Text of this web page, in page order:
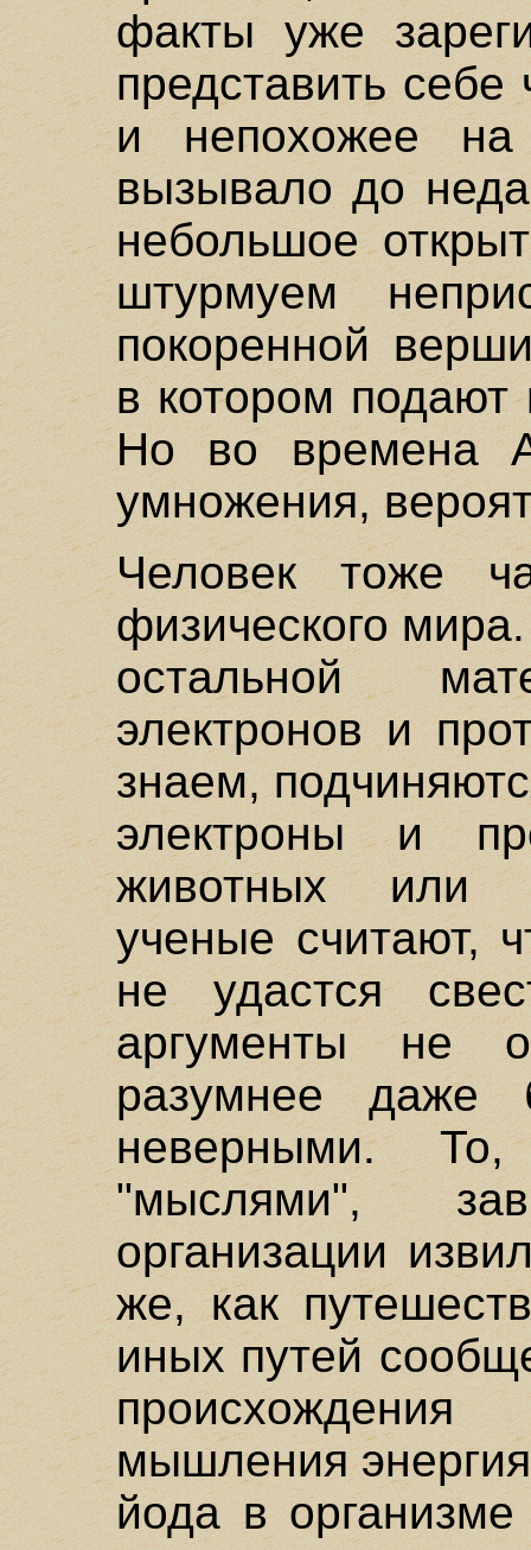
факты уже
представить себе
и непохожее на
вызывало до
небольшое
штурмуем
покоренной
в котором подают
Но во времена
умножения,
Человек тоже
физического
остальной
электронов и
знаем,
электроны и
животных или
ученые считают,
не удастся
аргументы не
разумнее даже
неверными.
"мыслями",
организации
же, как
иных путей
мышления
йода в